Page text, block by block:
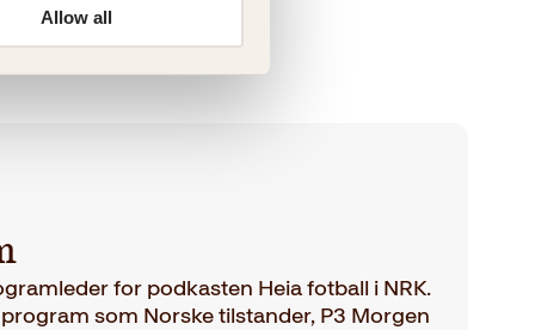
Allow all
for podkasten Heia fotball i NRK.
som Norske tilstander, P3 Morgen